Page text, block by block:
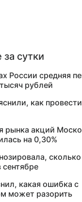
сутки
России средняя
рублей
как провести
рынка акций
на 0,30%
сентябре
какая ошибка с
может разорить